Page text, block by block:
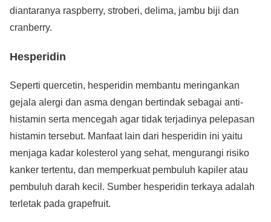
diantaranya raspberry, stroberi, delima, jambu biji dan
cranberry.
Hesperidin
Seperti quercetin, hesperidin membantu meringankan
gejala alergi dan asma dengan bertindak sebagai anti-
histamin serta mencegah agar tidak terjadinya pelepasan
histamin tersebut. Manfaat lain dari hesperidin ini yaitu
menjaga kadar kolesterol yang sehat, mengurangi risiko
kanker tertentu, dan memperkuat pembuluh kapiler atau
pembuluh darah kecil. Sumber hesperidin terkaya adalah
terletak pada grapefruit.